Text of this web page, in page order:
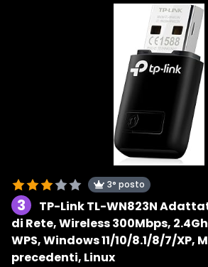
3° posto
3
TP-Link TL-WN823N
di Rete, Wireless 300Mbps,
WPS, Windows 11/10/8.1/8/7/XP,
precedenti, Linux